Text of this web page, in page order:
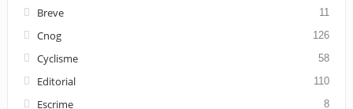
Breve 11
Cnog 126
Cyclisme 58
Editorial 110
Escrime 8